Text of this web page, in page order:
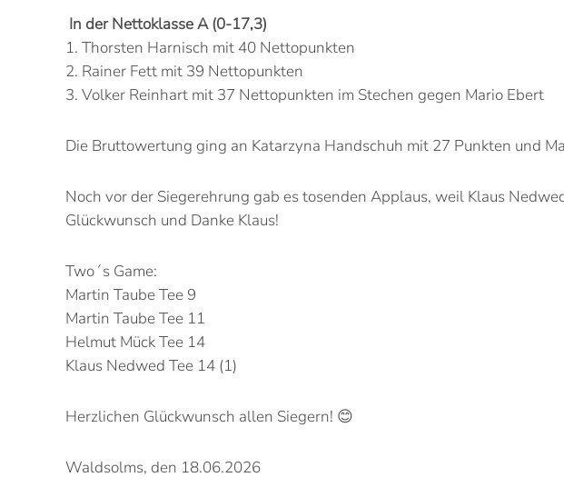
In der Nettoklasse A (0-17,3)
1. Thorsten Harnisch mit 40 Nettopunkten
2. Rainer Fett mit 39 Nettopunkten
3. Volker Reinhart mit 37 Nettopunkten im Stechen gegen Mario Ebert
Die Bruttowertung ging an Katarzyna Handschuh mit 27 Punkten und
Noch vor der Siegerehrung gab es tosenden Applaus, weil Klaus
Glückwunsch und Danke Klaus!
Two´s Game:
Martin Taube Tee 9
Martin Taube Tee 11
Helmut Mück Tee 14
Klaus Nedwed Tee 14 (1)
Herzlichen Glückwunsch allen Siegern! 😊
Waldsolms, den 18.06.2026